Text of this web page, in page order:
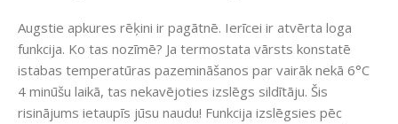
Augstie apkures rēķini ir pagātnē. Ierīcei ir atvērta loga
funkcija. Ko tas nozīmē? Ja termostata vārsts konstatē
istabas temperatūras pazemināšanos par vairāk nekā 6°C
4 minūšu laikā, tas nekavējoties izslēgs sildītāju. Šis
risinājums ietaupīs jūsu naudu! Funkcija izslēgsies pēc